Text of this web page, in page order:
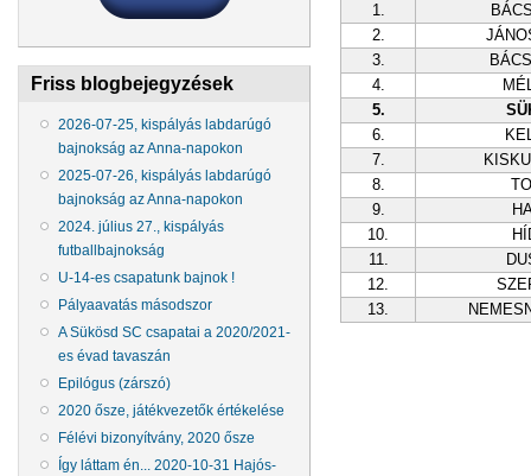
Friss blogbejegyzések
2026-07-25, kispályás labdarúgó
bajnokság az Anna-napokon
2025-07-26, kispályás labdarúgó
bajnokság az Anna-napokon
2024. július 27., kispályás
futballbajnokság
U-14-es csapatunk bajnok !
Pályaavatás másodszor
A Sükösd SC csapatai a 2020/2021-
es évad tavaszán
Epilógus (zárszó)
2020 ősze, játékvezetők értékelése
Félévi bizonyítvány, 2020 ősze
Így láttam én... 2020-10-31 Hajós-
1.
2.
3.
4.
5.
6.
7.
8.
9.
10.
11.
12.
13.